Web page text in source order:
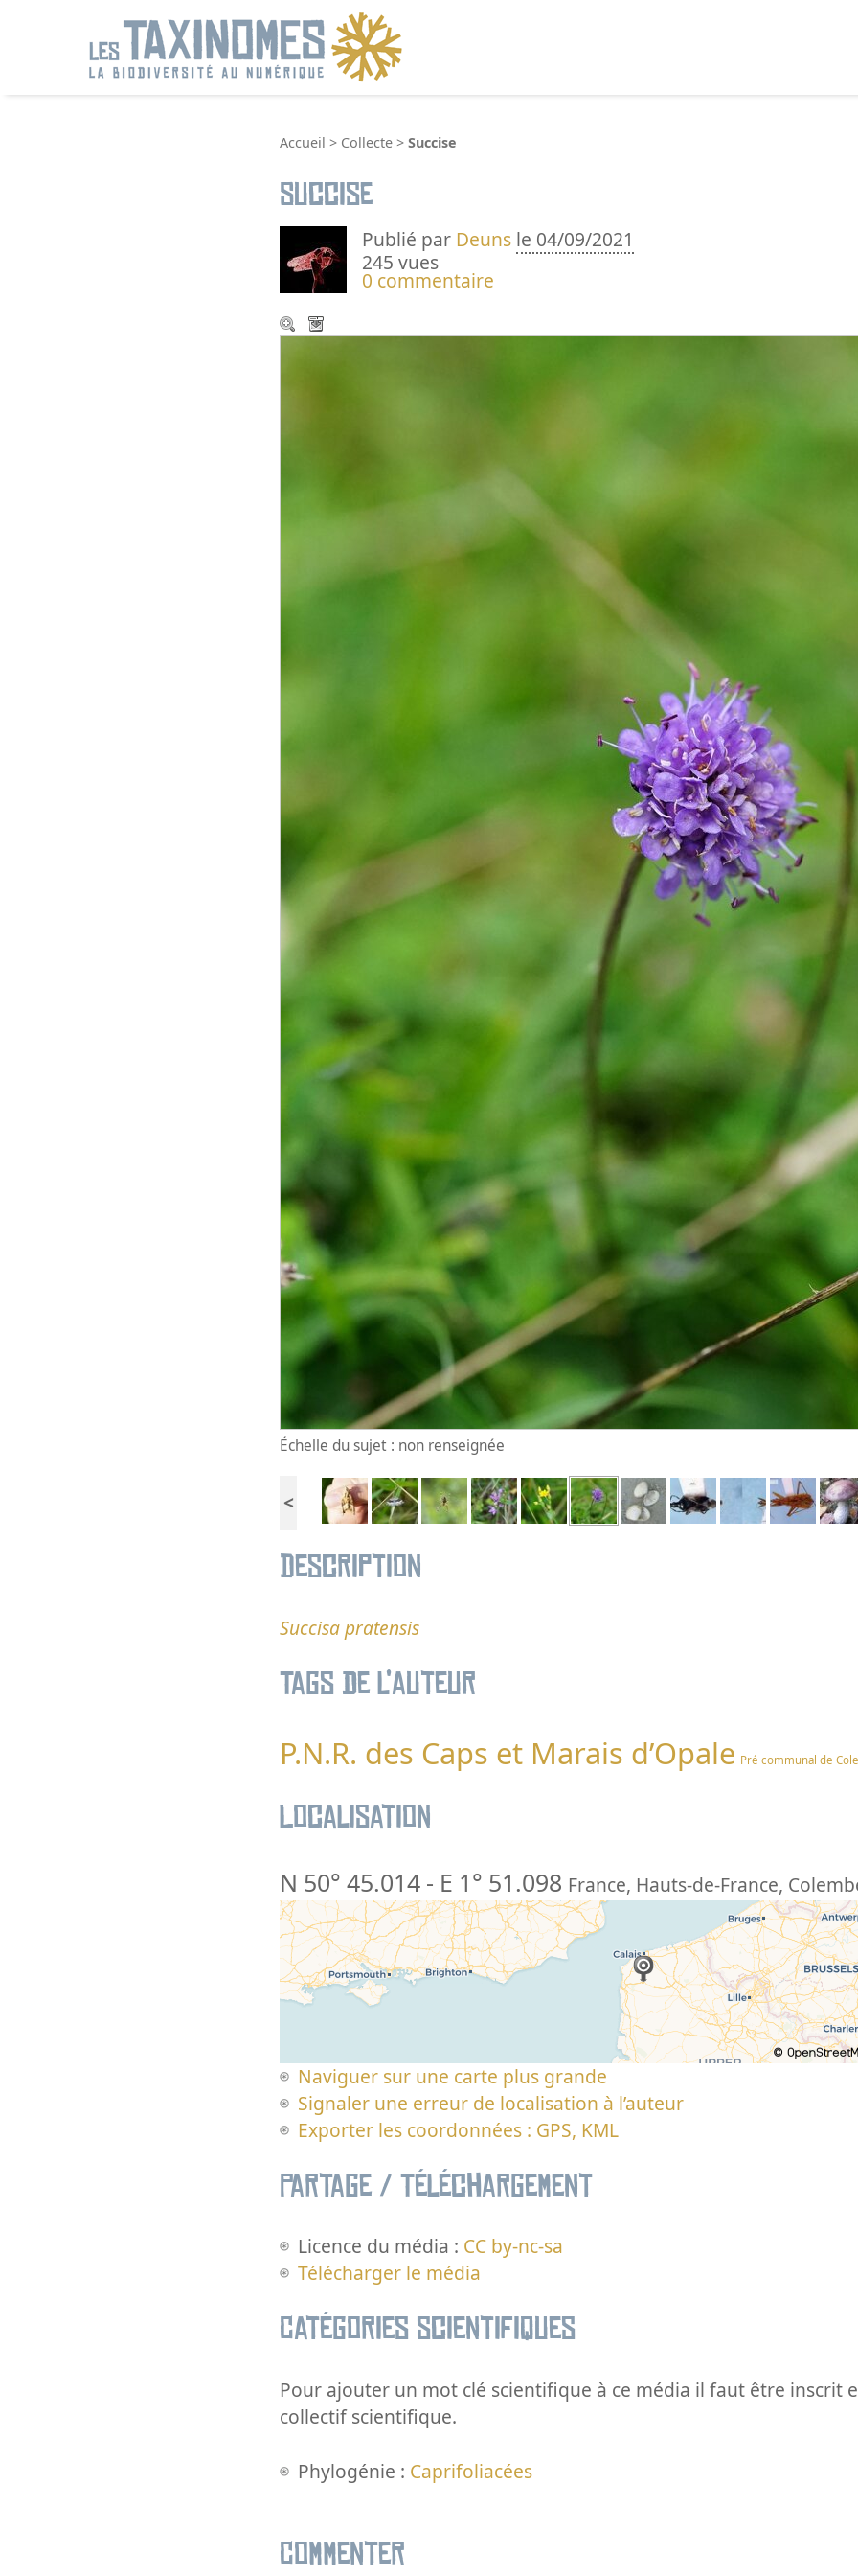
Accueil > Collecte > Succise
Succise
Publié par Deuns le 04/09/2021
245 vues
0 commentaire
Échelle du sujet : non renseignée
<
Description
Succisa pratensis
Tags de l’auteur
P.N.R. des Caps et Marais d’Opale Pré communal de
Localisation
N 50° 45.014 - E 1° 51.098 France, Hauts-de-France,
Naviguer sur une carte plus grande
Signaler une erreur de localisation à l’auteur
Exporter les coordonnées : GPS, KML
Partage / Téléchargement
Licence du média : CC by-nc-sa
Télécharger le média
Catégories scientifiques
Pour ajouter un mot clé scientifique à ce média il faut être inscrit
collectif scientifique.
Phylogénie : Caprifoliacées
Commenter